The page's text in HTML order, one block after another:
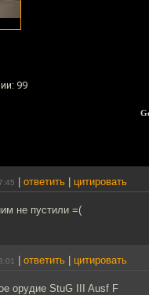
99
ответить цитировать
не пустили =(
ответить цитировать
орудие StuG III Ausf F